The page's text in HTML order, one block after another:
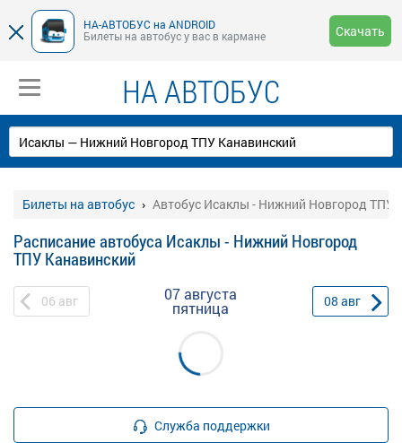
НА-АВТОБУС на ANDROID
Билеты на автобус у вас в кармане
Скачать
НА АВТОБУС
Билеты на автобус Автобус Исаклы - Нижний Новгород ТПУ
Расписание автобуса Исаклы - Нижний Новгород
ТПУ Канавинский
06 авг 07 августа
пятница 08 авг
Служба поддержки